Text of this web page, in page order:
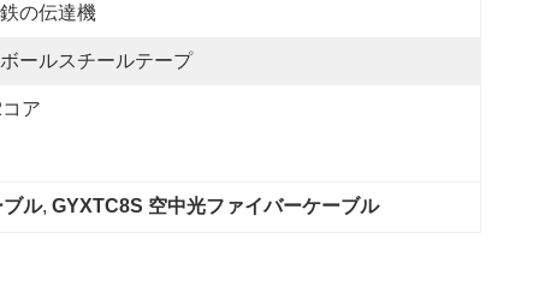
の伝達機
ールスチールテープ
ア
ブル, GYXTC8S 空中光ファイバーケーブル